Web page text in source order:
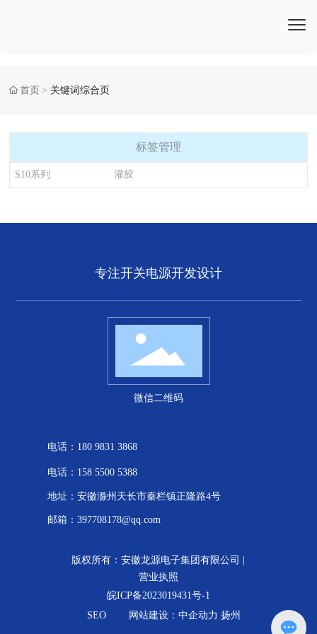
首页 关键词综合页
标签管理
S10系列 灌胶
专注开关电源开发设计
微信二维码
电话： 180 9831 3868
电话： 158 5500 5388
地址：安徽滁州天长市秦栏镇正隆路4号
邮箱：397708178@qq.com
版权所有：安徽龙源电子集团有限公司 |
营业执照
皖ICP备2023019431号-1
SEO
网站建设：中企动力 扬州